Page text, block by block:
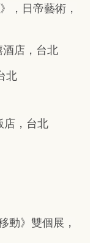
，日帝藝術，
酒店，台北
北
店，台北
動》雙個展，